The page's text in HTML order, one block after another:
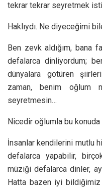
tekrar tekrar seyretmek
Haklıydı. Ne diyeceğimi
Ben zevk aldığım, bana
defalarca dinliyordum;
dünyalara götüren
zaman, benim oğlum
seyretmesin…
Nicedir oğlumla bu konuda
İnsanlar kendilerini mutlu
defalarca yapabilir,
müziği defalarca dinler,
Hatta bazen iyi bildiğimiz